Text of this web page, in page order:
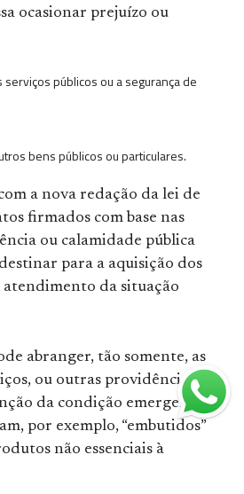
ocasionar prejuízo ou
públicos ou a segurança de
bens públicos ou particulares.
a nova redação da lei de
firmados com base nas
ou calamidade pública
para a aquisição dos
atendimento da situação
abranger, tão somente, as
ou outras providências
da condição emergente,
por exemplo, “embutidos”
não essenciais à